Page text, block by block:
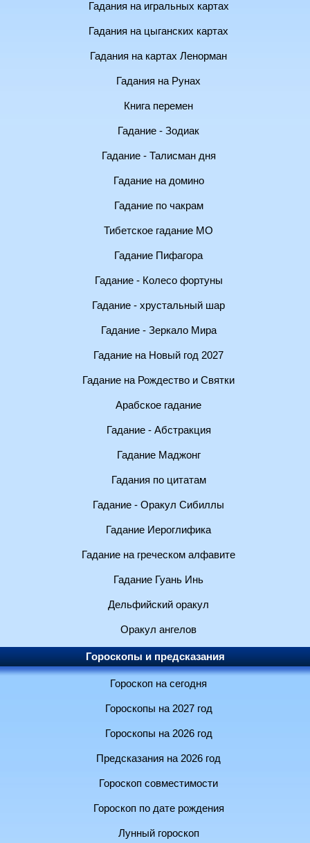
Гадания на игральных картах
Гадания на цыганских картах
Гадания на картах Ленорман
Гадания на Рунах
Книга перемен
Гадание - Зодиак
Гадание - Талисман дня
Гадание на домино
Гадание по чакрам
Тибетское гадание МО
Гадание Пифагора
Гадание - Колесо фортуны
Гадание - хрустальный шар
Гадание - Зеркало Мира
Гадание на Новый год 2027
Гадание на Рождество и Святки
Арабское гадание
Гадание - Абстракция
Гадание Маджонг
Гадания по цитатам
Гадание - Оракул Сибиллы
Гадание Иероглифика
Гадание на греческом алфавите
Гадание Гуань Инь
Дельфийский оракул
Оракул ангелов
Гороскопы и предсказания
Гороскоп на сегодня
Гороскопы на 2027 год
Гороскопы на 2026 год
Предсказания на 2026 год
Гороскоп совместимости
Гороскоп по дате рождения
Лунный гороскоп